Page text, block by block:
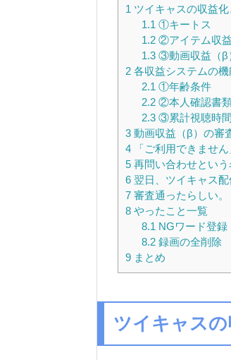
1 ツイキャスの収益化
1.1 ①キートス
1.2②アイテム収益
1.3③動画収益（β
2 各収益システムの
2.1 ①年齢条件
2.2②本人確認書
2.3③累計視聴時間
3 動画収益（β）の審
4 「ご利用できません
5 再問い合わせとい
6 翌日、ツイキャス
7 審査通ったらしい。
8 やったこと一覧
8.1 NGワード登録
8.2録画の全削除
9 まとめ
ツイキャスの